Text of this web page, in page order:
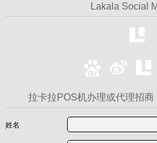
Lakala Social
拉卡拉POS机办理或代理招
姓名